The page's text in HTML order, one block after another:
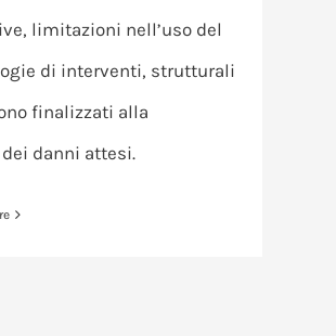
limitazioni nell’uso del
di interventi, strutturali
finalizzati alla
danni attesi.